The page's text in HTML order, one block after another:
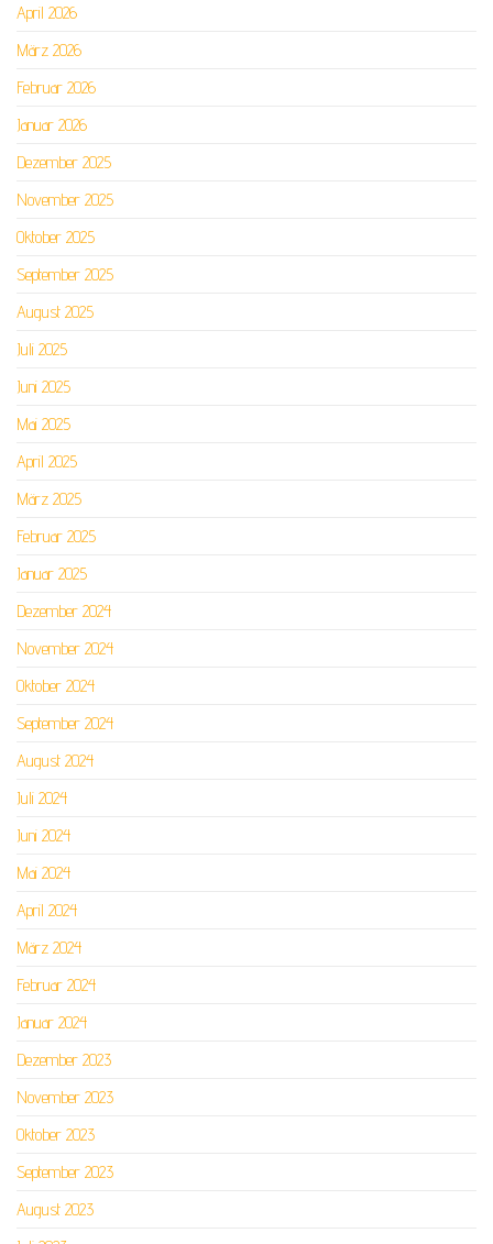
April 2026
März 2026
Februar 2026
Januar 2026
Dezember 2025
November 2025
Oktober 2025
September 2025
August 2025
Juli 2025
Juni 2025
Mai 2025
April 2025
März 2025
Februar 2025
Januar 2025
Dezember 2024
November 2024
Oktober 2024
September 2024
August 2024
Juli 2024
Juni 2024
Mai 2024
April 2024
März 2024
Februar 2024
Januar 2024
Dezember 2023
November 2023
Oktober 2023
September 2023
August 2023